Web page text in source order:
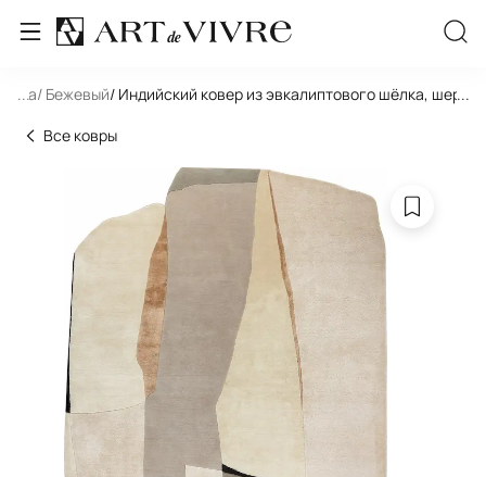
... / Бежевый/ Индийский ковер из эвкалиптового шёлка,
...
Все ковры